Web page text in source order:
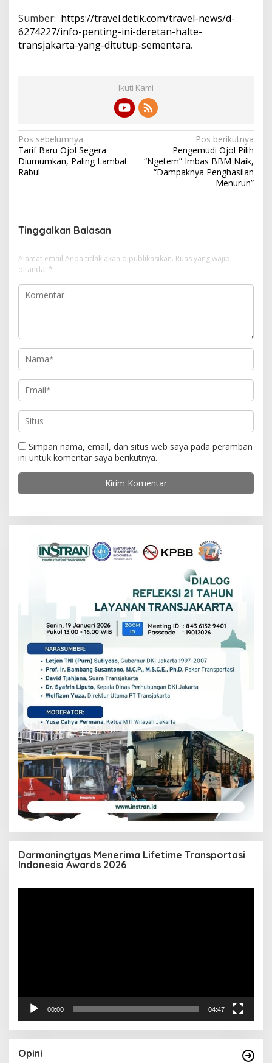
Sumber: https://travel.detik.com/travel-news/d-
6274227/info-penting-ini-deretan-halte-
transjakarta-yang-ditutup-sementara.
Ikuti Kami
N
a
v
a
i
p
o
Pos sebelumnya
Tarif Baru Ojol Segera
Diumumkan, Paling Lambat
Rabu!
Pos berikutnya
Pengemudi Ojol Pilih
“Ngetem” Imbas BBM Naik,
“Dampaknya Penghasilan
Menurun”
Tinggalkan Balasan
Alamat email Anda tidak akan dipublikasikan. Ruas yang wajib
ditandai *
Simpan nama, email, dan situs web saya pada peramban
ini untuk komentar saya berikutnya.
Darmaningtyas Menerima Lifetime Transportasi
Indonesia Awards 2026
00:00 04:47
Opini